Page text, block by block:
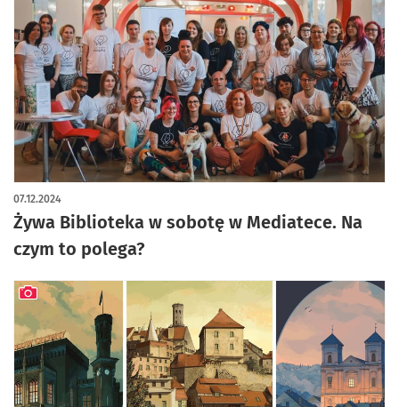
Żywa Biblioteka w sobotę w Mediatece. Na
czym to polega?
07.12.2024